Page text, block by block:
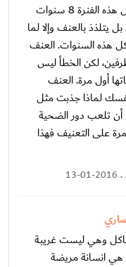
أن تصبر على التعنيف من زوجتك كل هذه الفنرة 8 سنوات
بالعنف وإلا لما
هذه السنوات. العنف
لكن الخطأ ليس
أول مرة. العنف
لماذا جذبت مثل
أن تلعب دور الضحية
على التعنيف فهذا
.
13-01-2016
وهي ليست غريبة
انسانة مريضة